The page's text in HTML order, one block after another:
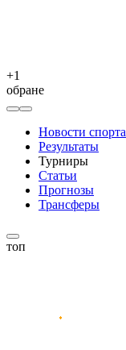
+1
обране
Новости спорта
Результаты
Турниры
Статьи
Прогнозы
Трансферы
топ